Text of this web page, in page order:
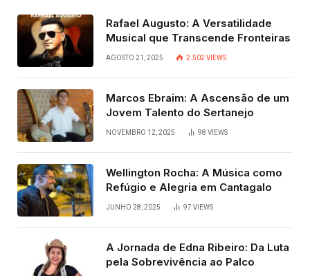
Rafael Augusto: A Versatilidade
Musical que Transcende Fronteiras
AGOSTO 21, 2025 2.502 VIEWS
Marcos Ebraim: A Ascensão de um
Jovem Talento do Sertanejo
NOVEMBRO 12, 2025 98 VIEWS
Wellington Rocha: A Música como
Refúgio e Alegria em Cantagalo
JUNHO 28, 2025 97 VIEWS
A Jornada de Edna Ribeiro: Da Luta
pela Sobrevivência ao Palco